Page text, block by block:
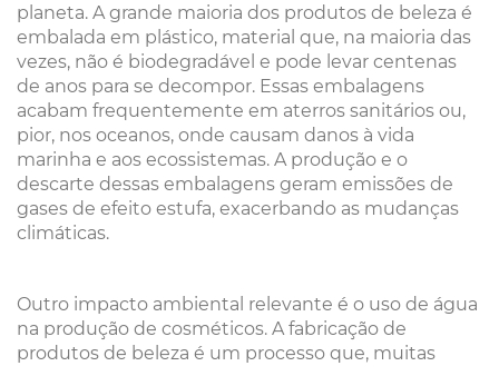
planeta. A grande maioria dos produtos de beleza é
embalada em plástico, material que, na maioria das
vezes, não é biodegradável e pode levar centenas
de anos para se decompor. Essas embalagens
acabam frequentemente em aterros sanitários ou,
pior, nos oceanos, onde causam danos à vida
marinha e aos ecossistemas. A produção e o
descarte dessas embalagens geram emissões de
gases de efeito estufa, exacerbando as mudanças
climáticas.
Outro impacto ambiental relevante é o uso de água
na produção de cosméticos. A fabricação de
produtos de beleza é um processo que, muitas